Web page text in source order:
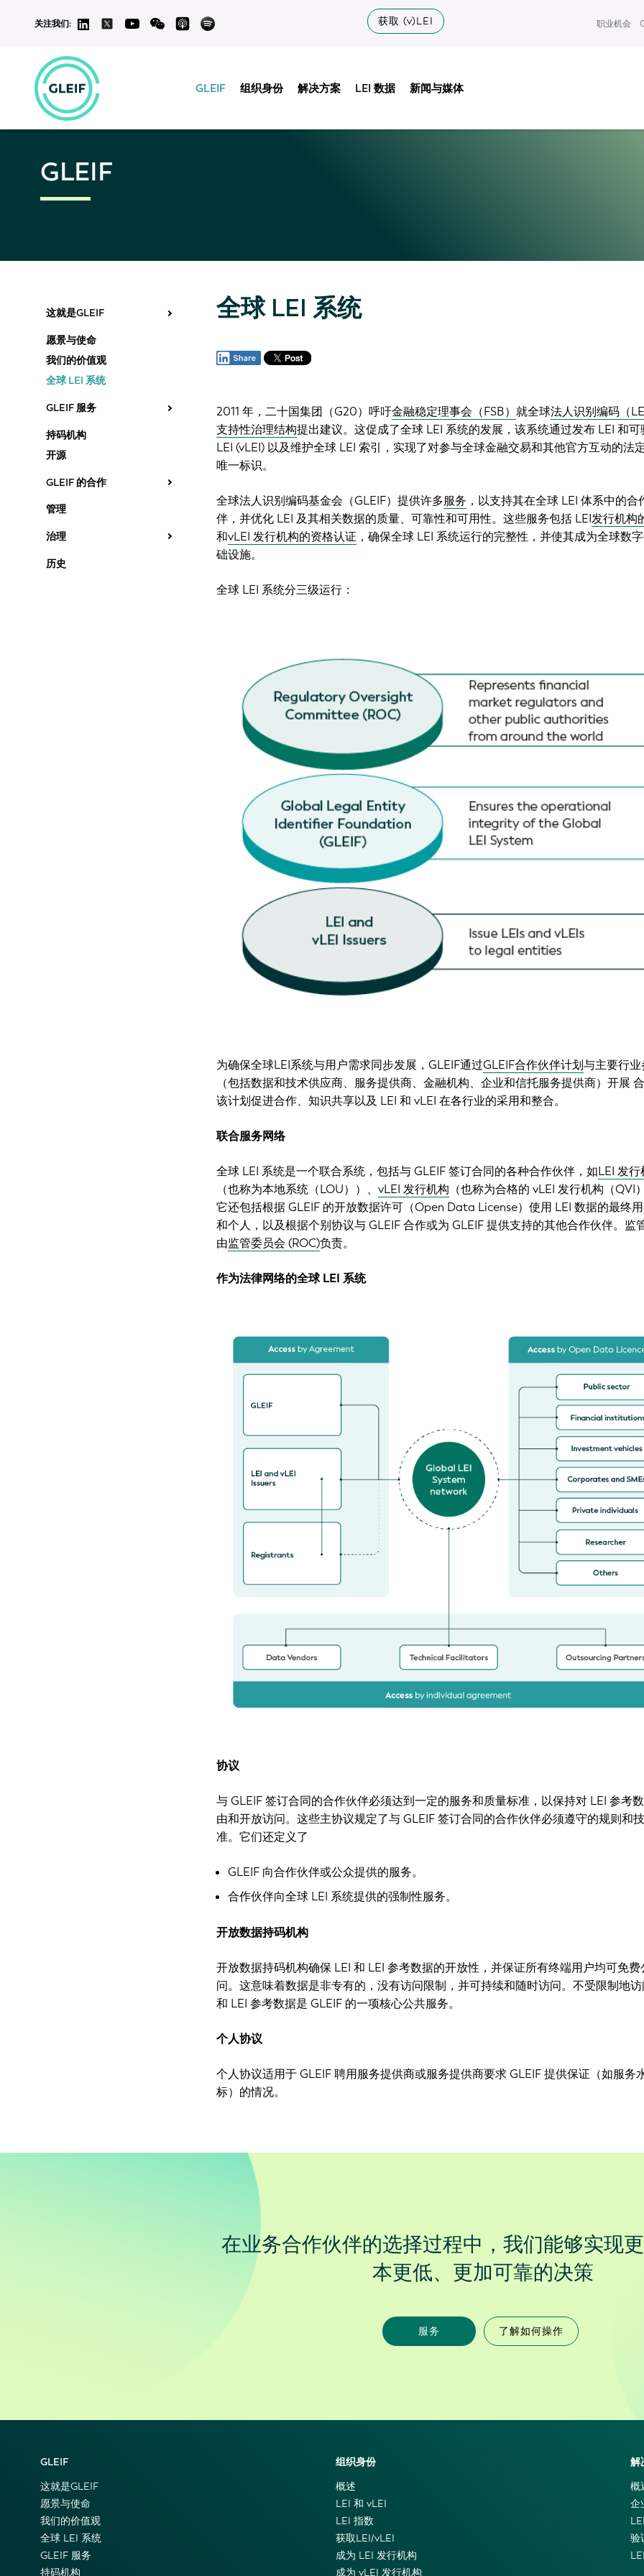
关注我们: 获取 (v)LEI 职业机会
GLEIF 组织身份 解决方案 LEI 数据 新闻与媒体
GLEIF
这就是GLEIF
愿景与使命
我们的价值观
全球 LEI 系统
GLEIF 服务
持码机构
开源
GLEIF 的合作
管理
治理
历史
全球 LEI 系统
2011 年，二十国集团（G20）呼吁金融稳定理事会（FSB）就全球法人识别编码（
支持性治理结构提出建议。这促成了全球 LEI 系统的发展，该系统通过发布 LEI 和可
LEI (vLEI) 以及维护全球 LEI 索引，实现了对参与全球金融交易和其他官方互动的法
唯一标识。
全球法人识别编码基金会（GLEIF）提供许多服务 ，以支持其在全球 LEI 体系中的合
伴，并优化 LEI 及其相关数据的质量、可靠性和可用性。这些服务包括 LEI发行机构
和vLEI 发行机构的资格认证 ，确保全球 LEI 系统运行的完整性，并使其成为全球数
础设施。
全球 LEI 系统分三级运行：
为确保全球LEI系统与用户需求同步发展，GLEIF通过GLEIF合作伙伴计划与主要行
（包括数据和技术供应商、服务提供商、金融机构、企业和信托服务提供商）开展 合
该计划促进合作、知识共享以及 LEI 和 vLEI 在各行业的采用和整合。
联合服务网络
全球 LEI 系统是一个联合系统，包括与 GLEIF 签订合同的各种合作伙伴，如LEI 发行
（也称为本地系统（LOU））、vLEI 发行机构 （也称为合格的 vLEI 发行机构（QVI
它还包括根据 GLEIF 的开放数据许可（Open Data License）使用 LEI 数据的最终
和个人，以及根据个别协议与 GLEIF 合作或为 GLEIF 提供支持的其他合作伙伴。监
由监管委员会 (ROC)负责。
作为法律网络的全球 LEI 系统
协议
与 GLEIF 签订合同的合作伙伴必须达到一定的服务和质量标准，以保持对 LEI 参考
由和开放访问。这些主协议规定了与 GLEIF 签订合同的合作伙伴必须遵守的规则和
准。它们还定义了
GLEIF 向合作伙伴或公众提供的服务。
合作伙伴向全球 LEI 系统提供的强制性服务。
开放数据持码机构
开放数据持码机构确保 LEI 和 LEI 参考数据的开放性，并保证所有终端用户均可免费
问。这意味着数据是非专有的，没有访问限制，并可持续和随时访问。不受限制地访
和 LEI 参考数据是 GLEIF 的一项核心公共服务。
个人协议
个人协议适用于 GLEIF 聘用服务提供商或服务提供商要求 GLEIF 提供保证（如服务
标）的情况。
在业务合作伙伴的选择过程中，我们能够实现
本更低、更加可靠的决策
服务 了解如何操作
GLEIF
这就是GLEIF
愿景与使命
我们的价值观
全球 LEI 系统
GLEIF 服务
持码机构
组织身份
概述
LEI 和 vLEI
LEI 指数
获取LEI/vLEI
成为 LEI 发行机构
成为 vLEI 发行机构
解
概
企
验